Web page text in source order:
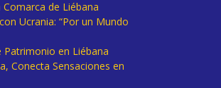
de Liébana
Ucrania: “Por un Mundo
Patrimonio en Liébana
Conecta Sensaciones en